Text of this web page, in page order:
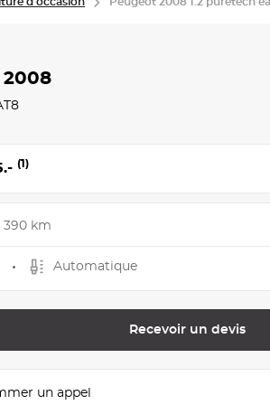
2008
(1)
390 km
Automatique
Recevoir un devis
un appel